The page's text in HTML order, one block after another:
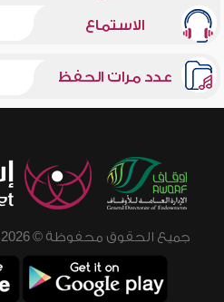
الاستماع
عدد مرات الحفظ
جميع الحقوق محفوظة © 2026 - 1998 لشبكة إسلام ويب